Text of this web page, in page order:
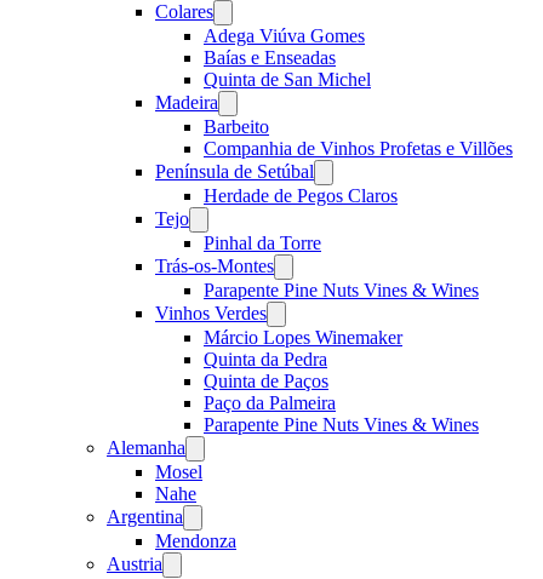
Colares
menu
Adega Viúva Gomes
Baías e Enseadas
Quinta de San Michel
Madeira
menu
Barbeito
Companhia de Vinhos Profetas e Villões
Península de Setúbal
menu
Herdade de Pegos Claros
Tejo
menu
Pinhal da Torre
Trás-os-Montes
menu
Parapente Pine Nuts Vines & Wines
Vinhos Verdes
menu
Márcio Lopes Winemaker
Quinta da Pedra
Quinta de Paços
Paço da Palmeira
Parapente Pine Nuts Vines & Wines
Alemanha
menu
Mosel
Nahe
Argentina
menu
Mendonza
Austria